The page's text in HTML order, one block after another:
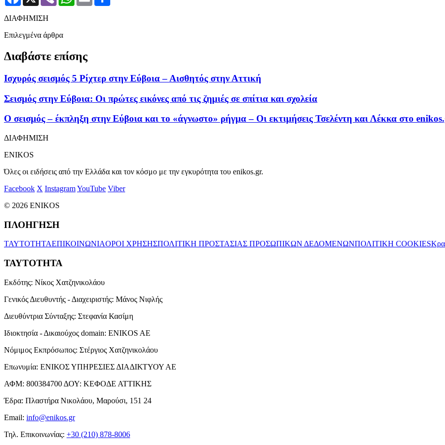
ΔΙΑΦΗΜΙΣΗ
Επιλεγμένα άρθρα
Διαβάστε επίσης
Ισχυρός σεισμός 5 Ρίχτερ στην Εύβοια – Αισθητός στην Αττική
Σεισμός στην Εύβοια: Οι πρώτες εικόνες από τις ζημιές σε σπίτια και σχολεία
Ο σεισμός – έκπληξη στην Εύβοια και το «άγνωστο» ρήγμα – Οι εκτιμήσεις Τσελέντη και Λέκκα στο
ΔΙΑΦΗΜΙΣΗ
ENIKOS
Όλες οι ειδήσεις από την Ελλάδα και τον κόσμο με την εγκυρότητα του enikos.gr.
Facebook X InstagramYouTube Viber
© 2026 ENIKOS
ΠΛΟΗΓΗΣΗ
ΤΑΥΤΟΤΗΤΑΕΠΙΚΟΙΝΩΝΙΑΟΡΟΙ ΧΡΗΣΗΣΠΟΛΙΤΙΚΗ ΠΡΟΣΤΑΣΙΑΣ ΠΡΟΣΩΠΙΚΩΝ ΔΕΔΟΜΕΝΩΝΠΟΛΙΤΙΚΗ COOKIES
ΤΑΥΤΟΤΗΤΑ
Εκδότης: Νίκος Χατζηνικολάου
Γενικός Διευθυντής - Διαχειριστής: Μάνος Νιφλής
Διευθύντρια Σύνταξης: Στεφανία Κασίμη
Ιδιοκτησία - Δικαιούχος domain: ENIKOS AE
Νόμιμος Εκπρόσωπος: Στέργιος Χατζηνικολάου
Επωνυμία: ΕΝΙΚΟΣ ΥΠΗΡΕΣΙΕΣ ΔΙΑΔΙΚΤΥΟΥ ΑΕ
ΑΦΜ: 800384700 ΔΟΥ: ΚΕΦΟΔΕ ΑΤΤΙΚΗΣ
Έδρα: Πλαστήρα Νικολάου, Μαρούσι, 151 24
Email: info@enikos.gr
Τηλ. Επικοινωνίας: +30 (210) 878-8006